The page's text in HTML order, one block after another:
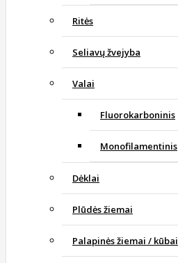
Ritės
Seliavų žvejyba
Valai
Fluorokarboninis
Monofilamentinis
Dėklai
Plūdės žiemai
Palapinės žiemai / kūbai